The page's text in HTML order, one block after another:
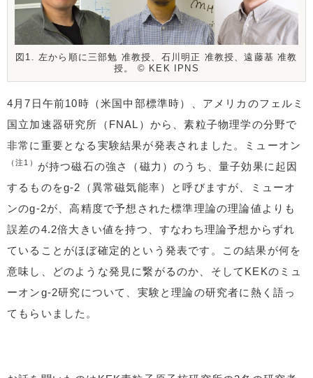
図1. 左から順に三部勉 准教授、石川明正 准教授、遠藤基 准教
授。 ©️ KEK IPNS
4月7日午前10時（米国中部標準時）、アメリカのフェルミ
国立加速器研究所（FNAL）から、素粒子物理学の分野で
非常に重要となる実験結果が発表されました。ミューオン
（注1） が持つ磁石の強さ（磁力）のうち、量子効果に起因
するものをg-2（異常磁気能率）と呼びますが、ミューオ
ンのg-2が、高精度で予想された標準理論の理論値よりも
誤差の4.2倍大きい値を持つ、すなわち理論予想からずれ
ていることがほぼ確定的という発表です。この結果が何を
意味し、どのような発見に繋がるのか、そしてKEKのミュ
ーオンg-2研究について、実験と理論の研究者に熱く語っ
てもらいました。